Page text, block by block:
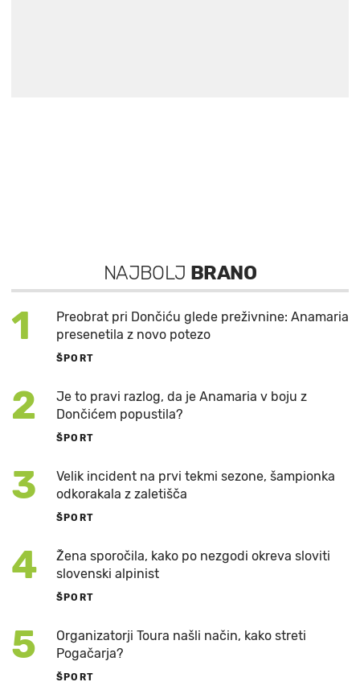
NAJBOLJ BRANO
1
Preobrat pri Dončiću glede preživnine: Anamaria
presenetila z novo potezo
ŠPORT
2
Je to pravi razlog, da je Anamaria v boju z
Dončićem popustila?
ŠPORT
3
Velik incident na prvi tekmi sezone, šampionka
odkorakala z zaletišča
ŠPORT
4
Žena sporočila, kako po nezgodi okreva sloviti
slovenski alpinist
ŠPORT
5
Organizatorji Toura našli način, kako streti
Pogačarja?
ŠPORT